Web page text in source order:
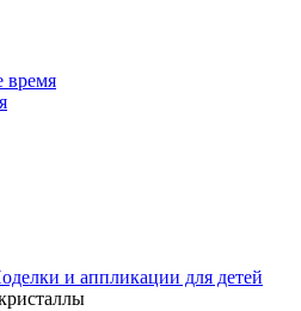
время
и аппликации для детей